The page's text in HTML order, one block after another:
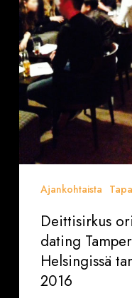
tammikuussa
2016
Ajankohtaista
Deittisirkus
dating
Helsingissä
2016